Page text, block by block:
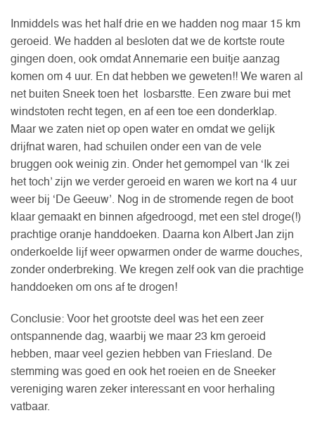
Inmiddels was het half drie en we hadden nog maar 15 km
geroeid. We hadden al besloten dat we de kortste route
gingen doen, ook omdat Annemarie een buitje aanzag
komen om 4 uur. En dat hebben we geweten!! We waren al
net buiten Sneek toen het losbarstte. Een zware bui met
windstoten recht tegen, en af een toe een donderklap.
Maar we zaten niet op open water en omdat we gelijk
drijfnat waren, had schuilen onder een van de vele
bruggen ook weinig zin. Onder het gemompel van ‘Ik zei
het toch’ zijn we verder geroeid en waren we kort na 4 uur
weer bij ‘De Geeuw’. Nog in de stromende regen de boot
klaar gemaakt en binnen afgedroogd, met een stel droge(!)
prachtige oranje handdoeken. Daarna kon Albert Jan zijn
onderkoelde lijf weer opwarmen onder de warme douches,
zonder onderbreking. We kregen zelf ook van die prachtige
handdoeken om ons af te drogen!
Conclusie: Voor het grootste deel was het een zeer
ontspannende dag, waarbij we maar 23 km geroeid
hebben, maar veel gezien hebben van Friesland. De
stemming was goed en ook het roeien en de Sneeker
vereniging waren zeker interessant en voor herhaling
vatbaar.